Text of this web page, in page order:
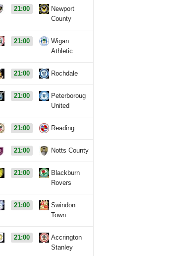
21:00
Newport
County
21:00
Wigan
Athletic
21:00 Rochdale
21:00
Peterboroug
United
21:00 Reading
21:00 Notts County
21:00
Blackburn
Rovers
21:00
Swindon
Town
21:00
Accrington
Stanley